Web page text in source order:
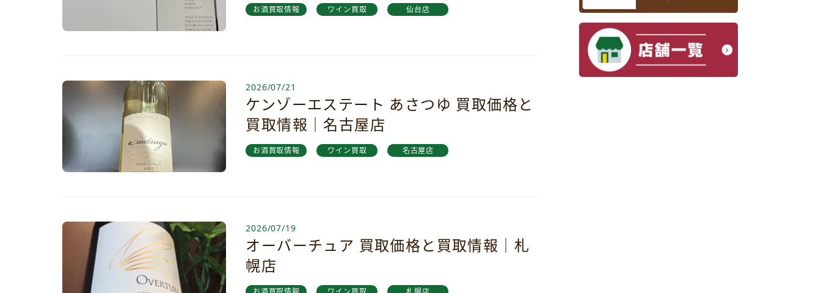
お酒買取情報 ワイン買取 仙台店
2026/07/21
ケンゾーエステート あさつゆ 買取価格と
買取情報｜名古屋店
お酒買取情報 ワイン買取 名古屋店
2026/07/19
オーバーチュア 買取価格と買取情報｜札
幌店